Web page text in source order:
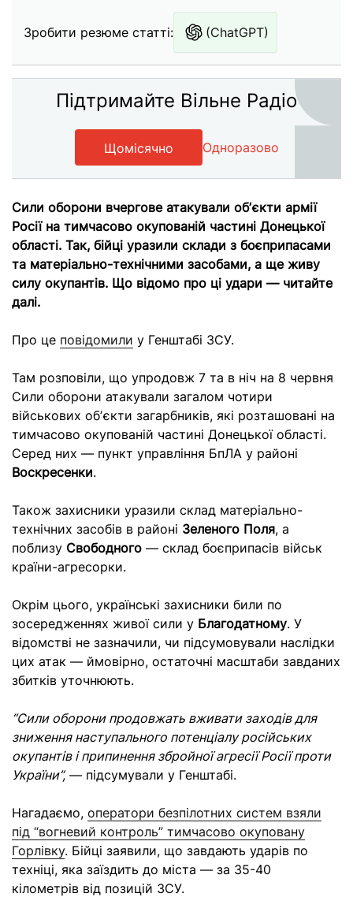
Зробити резюме статті: (ChatGPT)
Підтримайте Вільне Радіо
Щомісячно Одноразово
Сили оборони вчергове атакували обʼєкти армії
Росії на тимчасово окупованій частині Донецької
області. Так, бійці уразили склади з боєприпасами
та матеріально-технічними засобами, а ще живу
силу окупантів. Що відомо про ці удари — читайте
далі.
Про це повідомили у Генштабі ЗСУ.
Там розповіли, що упродовж 7 та в ніч на 8 червня
Сили оборони атакували загалом чотири
військових обʼєкти загарбників, які розташовані на
тимчасово окупованій частині Донецької області.
Серед них — пункт управління БпЛА у районі
Воскресенки.
Також захисники уразили склад матеріально-
технічних засобів в районі Зеленого Поля, а
поблизу Свободного — склад боєприпасів військ
країни-агресорки.
Окрім цього, українські захисники били по
зосередженнях живої сили у Благодатному. У
відомстві не зазначили, чи підсумовували наслідки
цих атак — ймовірно, остаточні масштаби завданих
збитків уточнюють.
“Сили оборони продовжать вживати заходів для
зниження наступального потенціалу російських
окупантів і припинення збройної агресії Росії проти
України”, — підсумували у Генштабі.
Нагадаємо, оператори безпілотних систем взяли
під “вогневий контроль” тимчасово окуповану
Горлівку. Бійці заявили, що завдають ударів по
техніці, яка заїздить до міста — за 35-40
кілометрів від позицій ЗСУ.